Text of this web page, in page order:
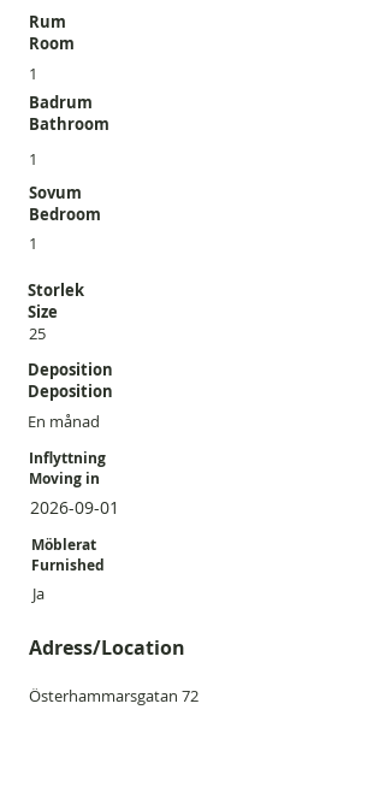
Rum
Room
1
Badrum
Bathroom
1
Sovum
Bedroom
1
Storlek
Size
25
Deposition
Deposition
En månad
Inflyttning
Moving in
2026-09-01
Möblerat
Furnished
Ja
Adress/Location
Österhammarsgatan 72